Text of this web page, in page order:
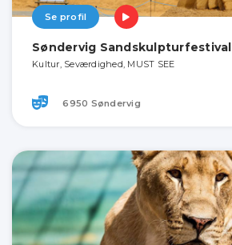
Se profil
Søndervig Sandskulpturfestival
Kultur, Seværdighed, MUST SEE
6950 Søndervig